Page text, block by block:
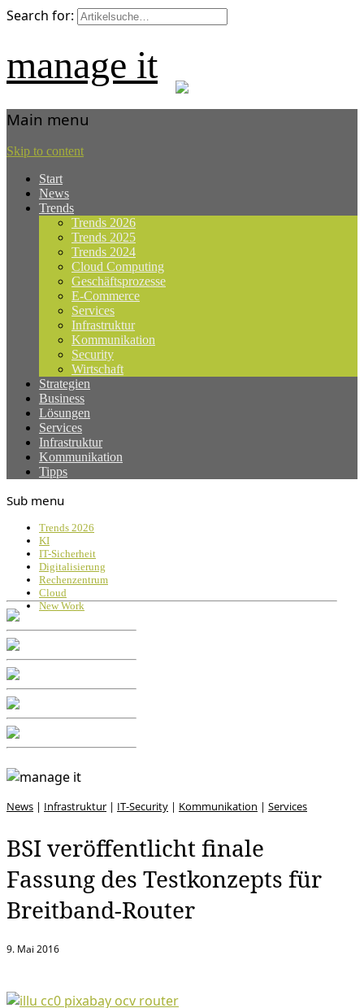
Search for:
manage it
Main menu
Skip to content
Start
News
Trends
Trends 2026
Trends 2025
Trends 2024
Cloud Computing
Geschäftsprozesse
E-Commerce
Services
Infrastruktur
Kommunikation
Security
Wirtschaft
Strategien
Business
Lösungen
Services
Infrastruktur
Kommunikation
Tipps
Sub menu
Trends 2026
KI
IT-Sicherheit
Digitalisierung
Rechenzentrum
Cloud
New Work
News | Infrastruktur | IT-Security | Kommunikation | Services
BSI veröffentlicht finale
Fassung des Testkonzepts für
Breitband-Router
9. Mai 2016